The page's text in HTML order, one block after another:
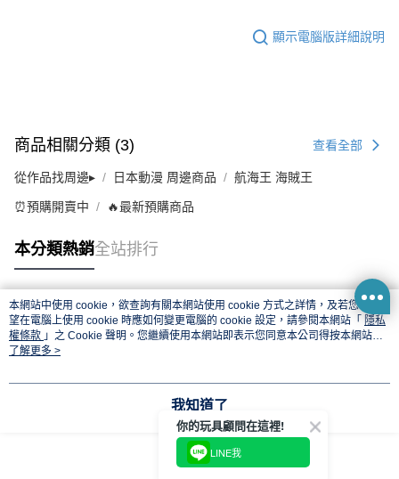
顯示電腦版詳細說明
商品相關分類 (3) 查看全部
從作品找周邊▸ 日本動漫 周邊商品 航海王 海賊王
⏰預購開賣中 🔥最新預購商品
本分類熱銷全站排行
熱門標籤
本網站中使用 cookie，欲查詢有關本網站使用 cookie 方式之詳情，及若您不希
望在電腦上使用 cookie 時應如何變更電腦的 cookie 設定，請參閱本網站「 隱私
權條款 」之 Cookie 聲明。您繼續使用本網站即表示您同意本公司得按本網站使
用條款之 Cookie 聲明使用 cookie。
了解更多 >
我知道了
你的玩具顧問在這裡!
LINE我